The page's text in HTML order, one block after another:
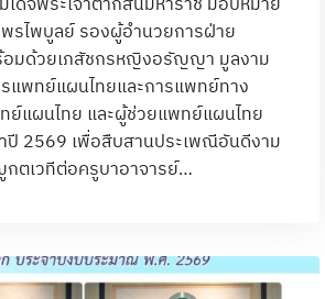
รไพบูลย์ รองผู้อำนวยการฝ่าย
มด้วยเภสัชกรหญิงอรัญญา มูลงาม
แพทย์แผนไทยและการแพทย์ทาง
ย์แผนไทย และผู้ช่วยแพทย์แผนไทย
ปี 2569 เพื่อสืบสานประเพณีอันดีงาม
ตเวทีต่อครูบาอาจารย์…